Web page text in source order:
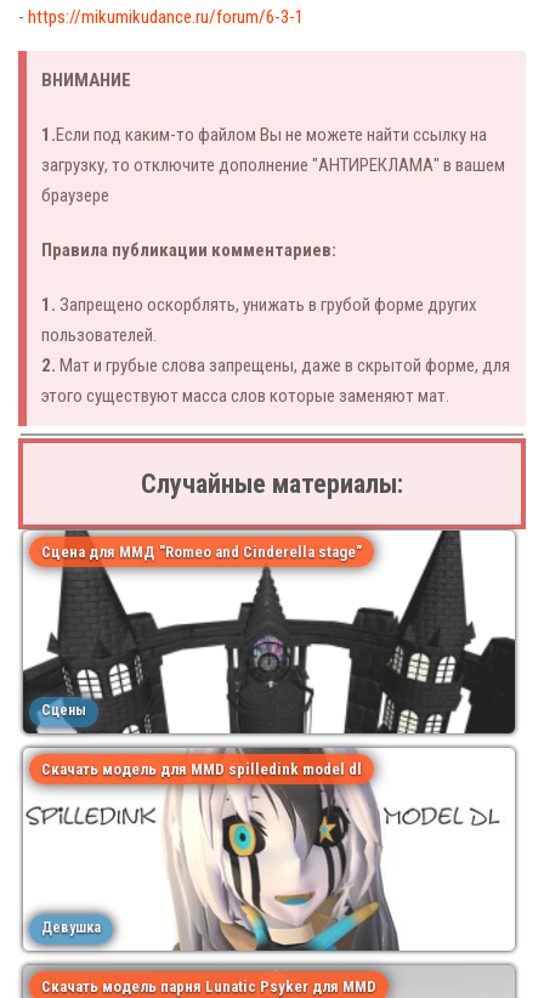
- https://mikumikudance.ru/forum/6-3-1
ВНИМАНИЕ
1.Если под каким-то файлом Вы не можете найти ссылку на
загрузку, то отключите дополнение "АНТИРЕКЛАМА" в вашем
браузере
Правила публикации комментариев:
1. Запрещено оскорблять, унижать в грубой форме других
пользователей.
2. Мат и грубые слова запрещены, даже в скрытой форме, для
этого существуют масса слов которые заменяют мат.
Случайные материалы:
Сцена для ММД "Romeo and Cinderella stage"
Сцены
Скачать модель для MMD spilledink model dl
Девушка
Скачать модель парня Lunatic Psyker для MMD